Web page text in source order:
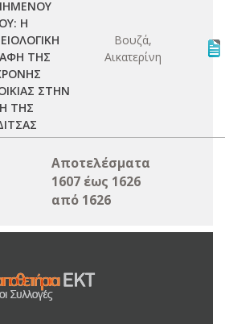
Η
ΤΗΣ
ΣΤΗΝ
ΤΗΣ
Βουζά,
Αικατερίνη
Αποτελέσματα
1607 έως 1626
από 1626